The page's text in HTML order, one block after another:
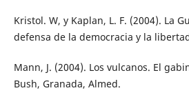
Kristol. W, y Kaplan, L. F. (2004). La
defensa de la democracia y la
Mann, J. (2004). Los vulcanos. El
Bush, Granada, Almed.